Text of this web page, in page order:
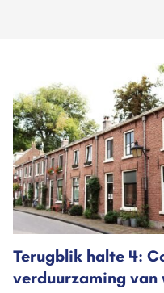
Terugblik halte 4:
verduurzaming van